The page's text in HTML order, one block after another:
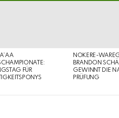
FÜR
NOKERE-
BRANDON
GEWINNT DIE
PRÜFUNG